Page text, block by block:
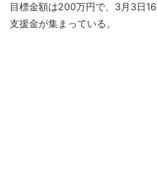
目標金額は200万円で、3月3日
支援金が集まっている。